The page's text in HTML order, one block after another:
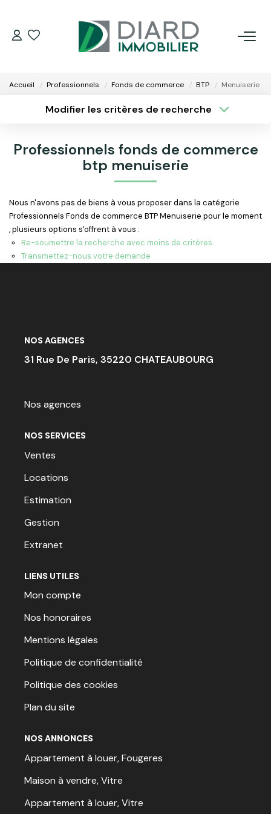
FAIRE GÉRER SON BIEN
EXTRANET
NOS AGENCES
Accueil Professionnels Fonds de commerce BTP Menuiserie
Modifier les critères de recherche
Type de bien
Surface min
Créer une alerte
Professionnels fonds de commerce
btp menuiserie
Nous n'avons pas de biens à vous proposer dans la catégorie
Professionnels Fonds de commerce BTP Menuiserie pour le moment
, plusieurs options s'offrent à vous :
Re-soumettre la recherche avec moins de critères.
Transmettez-nous votre demande
NOS AGENCES
31 Rue De Paris, 35220 CHATEAUBOURG
Nos agences
NOS SERVICES
Ventes
Locations
Estimation
Gestion
Extranet
LIENS UTILES
Mon compte
Nos honoraires
Mentions légales
Politique de confidentialité
Politique des cookies
Plan du site
NOS ANNONCES
Appartement à louer, Fougeres
Maison à vendre, Vitre
Appartement à louer, Vitre